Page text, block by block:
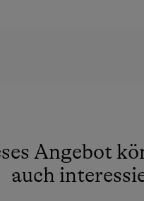
Bademantel
Küche
Angebot
auch